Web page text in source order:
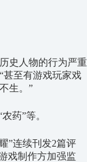
史人物的行为严重
甚至有游戏玩家戏
生。”
药”等。
”连续刊发2篇评
戏制作方加强监